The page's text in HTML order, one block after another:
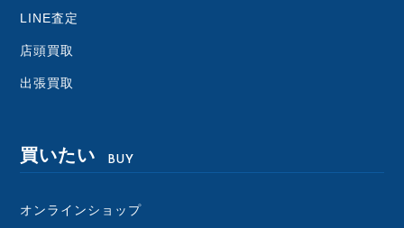
LINE査定
店頭買取
出張買取
買いたい BUY
オンラインショップ